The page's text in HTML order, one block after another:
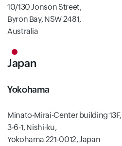
10/130 Jonson Street,
Byron Bay, NSW 2481,
Australia
Japan
Yokohama
Minato-Mirai-Center building 13F,
3-6-1, Nishi-ku,
Yokohama 221-0012, Japan